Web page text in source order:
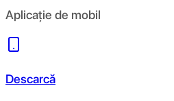
Aplicație de mobil
Descarcă